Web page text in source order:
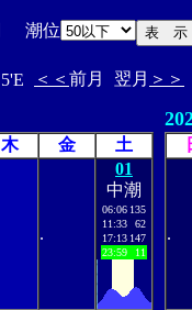
潮位
＜＜ 前月 翌月 ＞＞
木 金 土
.
01
中潮
06:06 135
11:33
62
17:13 147
23:59
11
.